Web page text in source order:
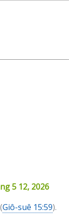
5 12, 2026
Giô-suê 15:59).